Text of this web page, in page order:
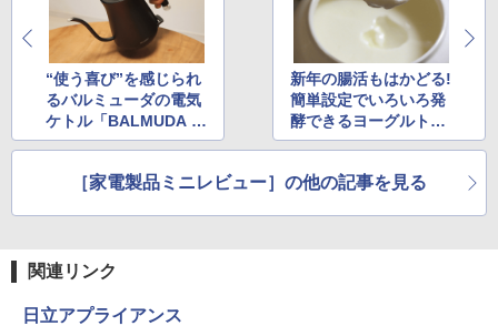
“使う喜び”を感じられ
るバルミューダの電気
ケトル「BALMUDA T
he Pot」
新年の腸活もはかどる!
簡単設定でいろいろ発
酵できるヨーグルトメ
ーカー
［家電製品ミニレビュー］の他の記事を見る
関連リンク
日立アプライアンス